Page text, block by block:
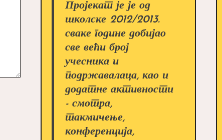
Пројекат је је од
школске 2012/2013.
сваке године добијао
све већи број
учесника и
подржавалаца, као и
додатне активности
- смотра,
такмичење,
конференција,